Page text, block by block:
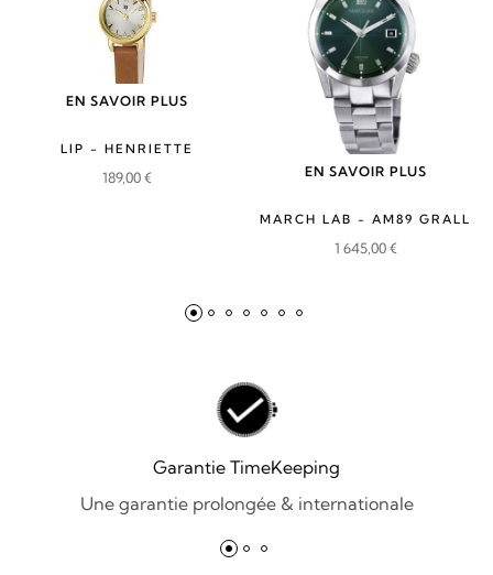
EN SAVOIR PLUS
LIP - HENRIETTE
189,00€ EN SAVOIR PLUS
MARCH LAB - AM89 GRALL
1 645,00€
Garantie TimeKeeping
Une garantie prolongée & internationale